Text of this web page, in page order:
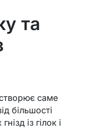
та
саме
більшості
із гілок і